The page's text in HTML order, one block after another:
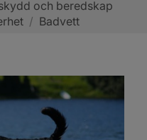
och beredskap
/ Badvett